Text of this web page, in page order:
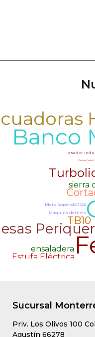
Sucursal
Priv. Los Olivos 100
Agustín 66278